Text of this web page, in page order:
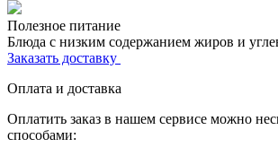
Полезное питание
Блюда с низким содержанием жиров и
Заказать доставку
Оплата и доставка
Оплатить заказ в нашем сервисе можно
способами: